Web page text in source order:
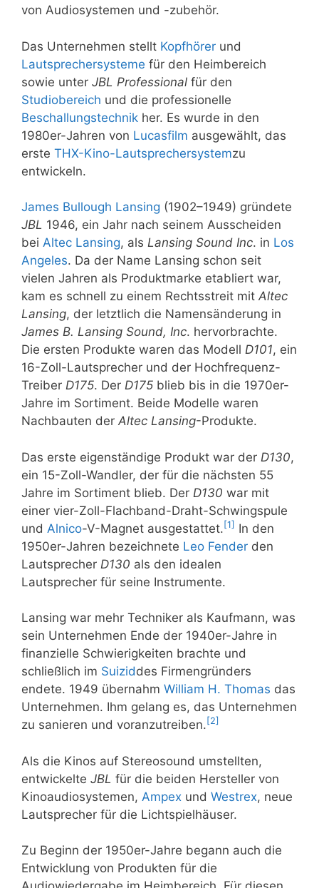
von Audiosystemen und -zubehör.
Das Unternehmen stellt Kopfhörer und
Lautsprechersysteme für den Heimbereich
sowie unter JBL Professional für den
Studiobereich und die professionelle
Beschallungstechnik her. Es wurde in den
1980er-Jahren von Lucasfilm ausgewählt, das
erste THX-Kino-Lautsprechersystemzu
entwickeln.
James Bullough Lansing (1902–1949) gründete
JBL 1946, ein Jahr nach seinem Ausscheiden
bei Altec Lansing, als Lansing Sound Inc. in Los
Angeles. Da der Name Lansing schon seit
vielen Jahren als Produktmarke etabliert war,
kam es schnell zu einem Rechtsstreit mit Altec
Lansing, der letztlich die Namensänderung in
James B. Lansing Sound, Inc. hervorbrachte.
Die ersten Produkte waren das Modell D101, ein
16-Zoll-Lautsprecher und der Hochfrequenz-
Treiber D175. Der D175 blieb bis in die 1970er-
Jahre im Sortiment. Beide Modelle waren
Nachbauten der Altec Lansing-Produkte.
Das erste eigenständige Produkt war der D130,
ein 15-Zoll-Wandler, der für die nächsten 55
Jahre im Sortiment blieb. Der D130 war mit
einer vier-Zoll-Flachband-Draht-Schwingspule
und Alnico-V-Magnet ausgestattet.[1] In den
1950er-Jahren bezeichnete Leo Fender den
Lautsprecher D130 als den idealen
Lautsprecher für seine Instrumente.
Lansing war mehr Techniker als Kaufmann, was
sein Unternehmen Ende der 1940er-Jahre in
finanzielle Schwierigkeiten brachte und
schließlich im Suiziddes Firmengründers
endete. 1949 übernahm William H. Thomas das
Unternehmen. Ihm gelang es, das Unternehmen
zu sanieren und voranzutreiben. [2]
Als die Kinos auf Stereosound umstellten,
entwickelte JBL für die beiden Hersteller von
Kinoaudiosystemen, Ampex und Westrex, neue
Lautsprecher für die Lichtspielhäuser.
Zu Beginn der 1950er-Jahre begann auch die
Entwicklung von Produkten für die